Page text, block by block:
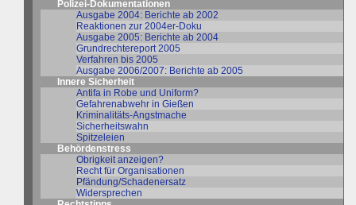
Polizei-Dokumentationen
Ausgabe 2004: Berichte ab 2002
Reaktionen zur 2004er-Doku
Ausgabe 2005: Berichte ab 2004
Grundrechtereport 2005
Verfahren bis 2005
Ausgabe 2006/2007: Berichte ab 2005
Innere Sicherheit
Antifa in Robe und Uniform?
Gefahrenabwehr in Gießen
Kriminalitäts-Angstmache
Sicherheitswahn
Spitzeleien
Behördenstress
Obrigkeit anzeigen?
Recht für Organisationen
Pfändung/Schadenersatz
Widersprechen